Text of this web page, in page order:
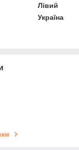
Лівий
Україна